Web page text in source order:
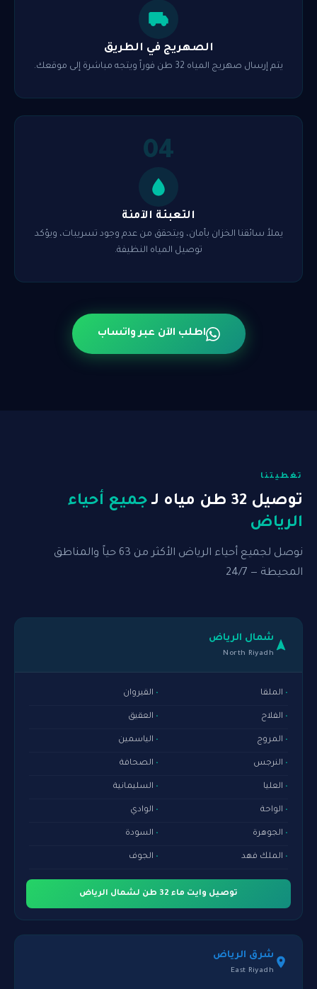
الصهريج في الطريق
يتم إرسال صهريج المياه 32 طن فوراً ويتجه مباشرة إلى موقعك.
04
التعبئة الآمنة
يملأ سائقنا الخزان بأمان، ويتحقق من عدم وجود تسريبات، ويؤكد
توصيل المياه النظيفة.
اطلب الآن عبر واتساب
تغطيتنا
توصيل 32 طن مياه لـ
جميع أحياء
الرياض
نوصل لجميع أحياء الرياض الأكثر من 63 حياً والمناطق
المحيطة — 24/7
شمال الرياض
North Riyadh
الملقا القيروان
الفلاح العقيق
المروج الياسمين
النرجس الصحافة
العليا السليمانية
الواحة الوادي
الجوهرة السودة
الملك فهد الجوف
توصيل وايت ماء 32 طن لشمال الرياض
شرق الرياض
East Riyadh